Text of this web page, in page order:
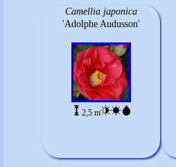
Camellia japonica
'Adolphe Audusson'
2,5 m